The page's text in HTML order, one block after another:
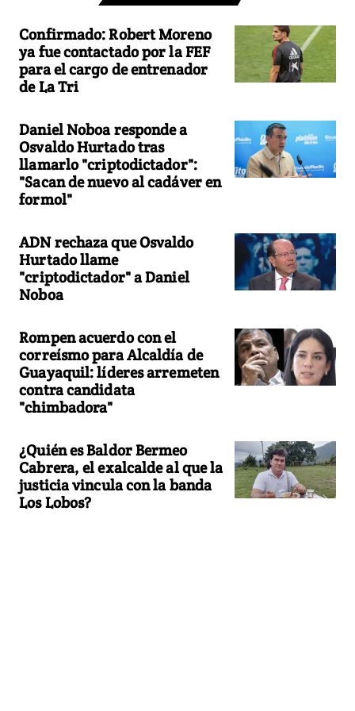
Confirmado: Robert Moreno
ya fue contactado por la FEF
para el cargo de entrenador
de La Tri
Daniel Noboa responde a
Osvaldo Hurtado tras
llamarlo "criptodictador":
"Sacan de nuevo al cadáver en
formol"
ADN rechaza que Osvaldo
Hurtado llame
"criptodictador" a Daniel
Noboa
Rompen acuerdo con el
correísmo para Alcaldía de
Guayaquil: líderes arremeten
contra candidata
"chimbadora"
¿Quién es Baldor Bermeo
Cabrera, el exalcalde al que la
justicia vincula con la banda
Los Lobos?